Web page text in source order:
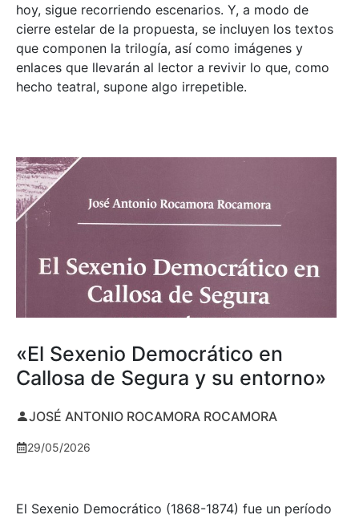
hoy, sigue recorriendo escenarios. Y, a modo de
cierre estelar de la propuesta, se incluyen los textos
que componen la trilogía, así como imágenes y
enlaces que llevarán al lector a revivir lo que, como
hecho teatral, supone algo irrepetible.
«El Sexenio Democrático en
Callosa de Segura y su entorno»
JOSÉ ANTONIO ROCAMORA ROCAMORA
29/05/2026
El Sexenio Democrático (1868-1874) fue un período